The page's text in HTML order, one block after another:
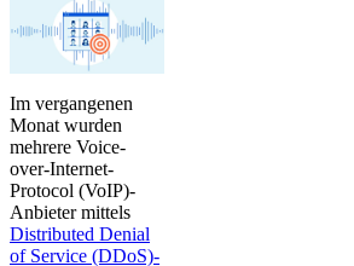
Im vergangenen
Monat wurden
mehrere Voice-
over-Internet-
Protocol (VoIP)-
Anbieter mittels
Distributed Denial
of Service (DDoS)-